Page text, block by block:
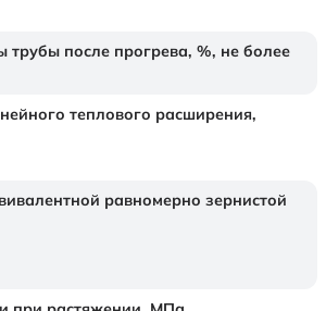
трубы после прогрева, %, не более
теплового расширения,
равномерно зернистой